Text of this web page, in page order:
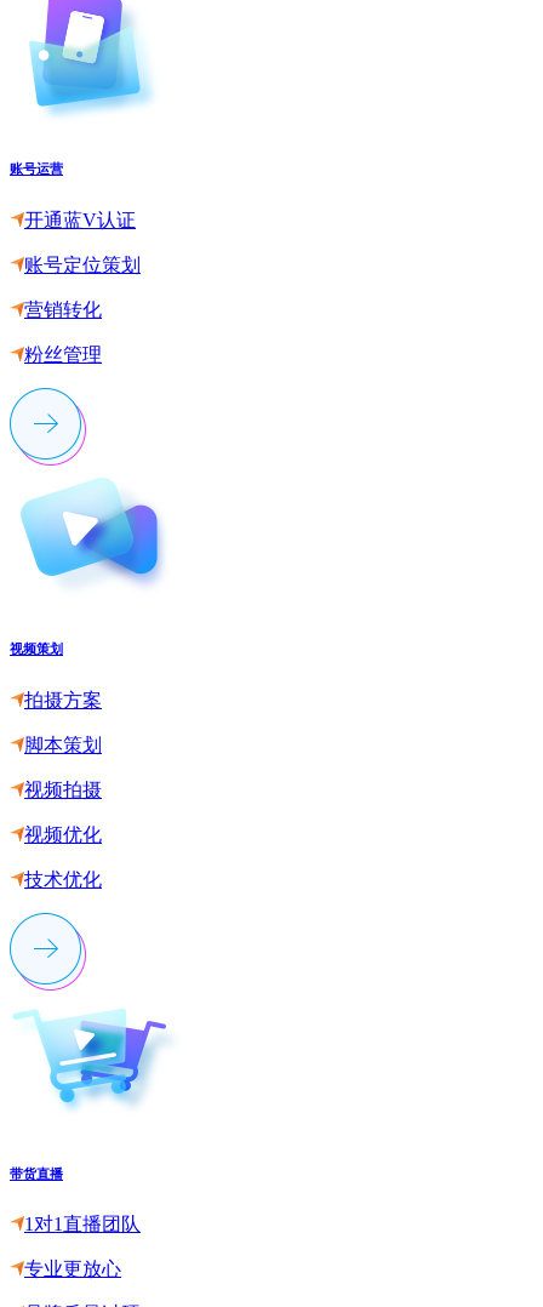
账号运营
开通蓝V认证
账号定位策划
营销转化
粉丝管理
视频策划
拍摄方案
脚本策划
视频拍摄
视频优化
技术优化
带货直播
1对1直播团队
专业更放心